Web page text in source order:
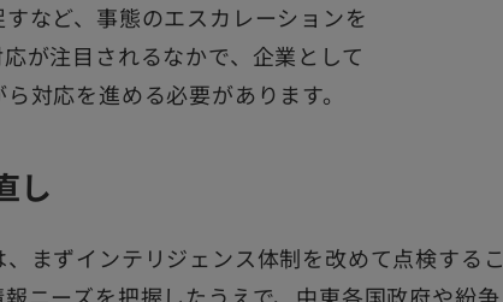
など、事態のエスカレーションを
が注目されるなかで、企業として
対応を進める必要があります。
し
まずインテリジェンス体制を改めて点検するこ